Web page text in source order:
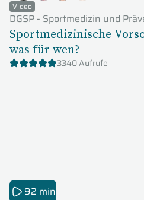
Video
DGSP - Sportmedizin und
Sportmedizinische
was für wen?
3340 Aufrufe
92 min